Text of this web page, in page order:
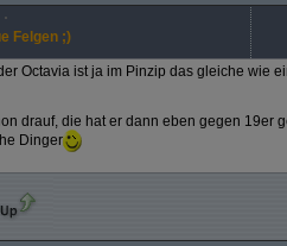
Felgen ;)
Octavia ist ja im Pinzip das gleiche wie
drauf, die hat er dann eben gegen 19er
Dinger